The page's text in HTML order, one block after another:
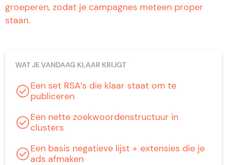
groeperen, zodat je campagnes meteen proper
staan.
WAT JE VANDAAG KLAAR KRIJGT
Een set RSA’s die klaar staat om te
publiceren
Een nette zoekwoordenstructuur in
clusters
Een basis negatieve lijst + extensies die je
ads afmaken